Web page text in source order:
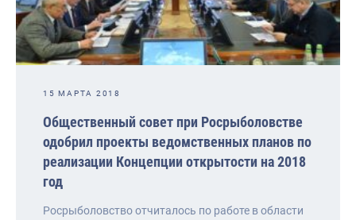
15 МАРТА 2018
Общественный совет при Росрыболовстве
одобрил проекты ведомственных планов по
реализации Концепции открытости на 2018
год
Росрыболовство отчиталось по работе в области